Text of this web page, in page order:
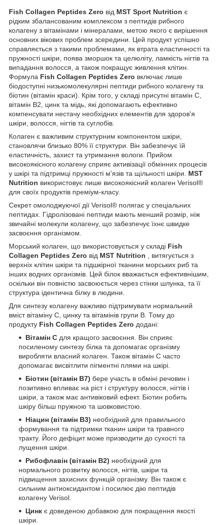
Fish Collagen Peptides Zero від MST Sport Nutrition є
рідким збалансованим комплексом з пептидів рибного
колагену з вітамінами і мінералами, метою якого є вирішення
основних вікових проблем зсередини. Цей продукт успішно
справляється з такими проблемами, як втрата еластичності та
пружності шкіри, поява зморшок та целюліту, ламкість нігтів та
випадання волосся, а також покращує живлення клітин.
Формула Fish Collagen Peptides Zero включає лише
біодоступні низькомолекулярні пептиди рибного колагену та
біотин (вітамін краси). Крім того, у складі присутні вітамін С,
вітамін В2, цинк та мідь, які допомагають ефективно
компенсувати нестачу необхідних елементів для здоров'я
шкіри, волосся, нігтів та суглобів.
Колаген є важливим структурним компонентом шкіри,
становлячи близько 80% її структури. Він забезпечує їй
еластичність, захист та утримання вологи. Прийом
високоякісного колагену сприяє активізації обмінних процесів
у шкірі та підтримці пружності м'язів та щільності шкіри. MST
Nutrition використовує лише високоякісний колаген Verisol®
для своїх продуктів преміум-класу.
Секрет омолоджуючої дії Verisol® полягає у спеціальних
пептидах. Гідролізовані пептиди мають менший розмір, ніж
звичайні молекули колагену, що забезпечує їхнє швидке
засвоєння організмом.
Морський колаген, що використовується у складі Fish
Collagen Peptides Zero від MST Nutrition , витягується з
верхніх клітин шкіри та підшкірної тканини морських риб та
інших водних організмів. Цей білок вважається ефективнішим,
оскільки він повністю засвоюється через стінки шлунка, та її
структура ідентична білку в людини.
Для синтезу колагену важливо підтримувати нормальний
вміст вітаміну С, цинку та вітамінів групи B. Тому до
продукту Fish Collagen Peptides Zero додані:
Вітамін С для кращого засвоєння. Він сприяє
посиленому синтезу білка та допомагає організму
виробляти власний колаген. Також вітамін С часто
допомагає висвітлити пігментні плями на шкірі.
Біотин (вітамін B7) бере участь в обміні речовин і
позитивно впливає на ріст і структуру волосся, нігтів і
шкіри, а також має антивіковий ефект. Біотин робить
шкіру більш пружною та шовковистою.
Ніацин (вітамін B3) необхідний для правильного
формування та підтримки тканин шкіри та травного
тракту. Його дефіцит може призводити до сухості та
лущення шкіри.
Рибофлавін (вітамін B2) необхідний для
нормального розвитку волосся, нігтів, шкіри та
підвищення захисних функцій організму. Він також є
сильним антиоксидантом і посилює дію пептидів
колагену Verisol.
Цинк є доведеною добавкою для покращення якості
шкіри.